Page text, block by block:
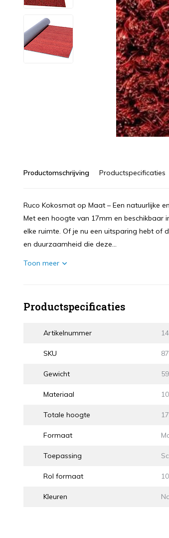
Productomschrijving Productspecificaties
Ruco Kokosmat op Maat – Een natuurlijke
Met een hoogte van 17mm en beschikbaar
elke ruimte. Of je nu een uitsparing hebt of
en duurzaamheid die deze...
Toon meer
Productspecificaties
Artikelnummer
SKU
Gewicht
Materiaal
Totale hoogte
Formaat
Toepassing
Rol formaat
Kleuren